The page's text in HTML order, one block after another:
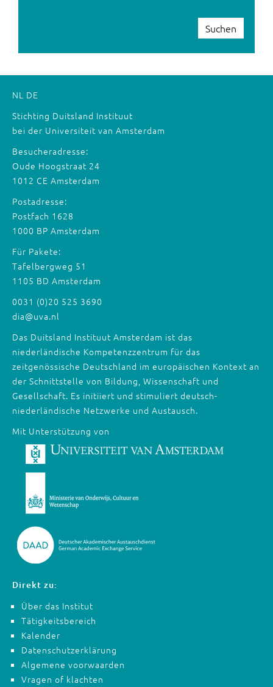
Suchen
NL DE
Stichting Duitsland Instituut
bei der Universiteit van Amsterdam
Besucheradresse:
Oude Hoogstraat 24
1012 CE Amsterdam
Postadresse:
Postfach 1628
1000 BP Amsterdam
Für Pakete:
Tafelbergweg 51
1105 BD Amsterdam
0031 (0)20 525 3690
dia@uva.nl
Das Duitsland Instituut Amsterdam ist das
niederländische Kompetenzzentrum für das
zeitgenössische Deutschland im europäischen Kontext an
der Schnittstelle von Bildung, Wissenschaft und
Gesellschaft. Es initiiert und stimuliert deutsch-
niederländische Netzwerke und Austausch.
Mit Unterstützung von
Direkt zu:
Über das Institut
Tätigkeitsbereich
Kalender
Datenschutzerklärung
Algemene voorwaarden
Vragen of klachten